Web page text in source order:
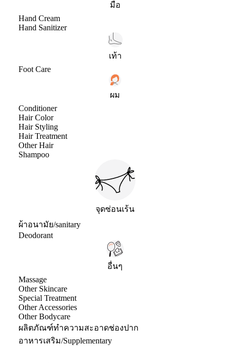
มือ
Hand Cream
Hand Sanitizer
เท้า
Foot Care
ผม
Conditioner
Hair Color
Hair Styling
Hair Treatment
Other Hair
Shampoo
จุดซ่อนเร้น
ผ้าอนามัย/sanitary
Deodorant
อื่นๆ
Massage
Other Skincare
Special Treatment
Other Accessories
Other Bodycare
ผลิตภัณฑ์ทำความสะอาดช่องปาก
อาหารเสริม/Supplementary